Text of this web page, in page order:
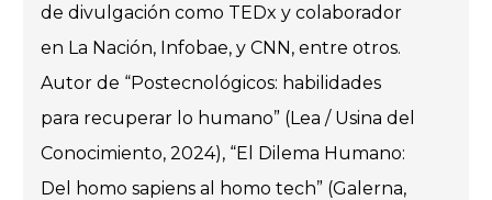
de divulgación como TEDx y colaborador
en La Nación, Infobae, y CNN, entre otros.
Autor de “Postecnológicos: habilidades
para recuperar lo humano” (Lea / Usina del
Conocimiento, 2024), “El Dilema Humano:
Del homo sapiens al homo tech” (Galerna,